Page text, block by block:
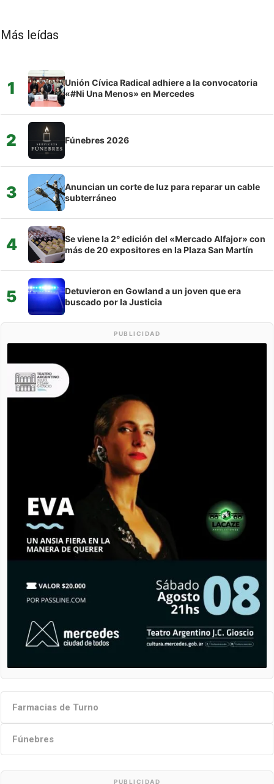
Más leídas
1
Unión Cívica Radical adhiere a la convocatoria
«#Ni Una Menos» en Mercedes
2 Fúnebres 2026
3
Anuncian un corte de luz para reparar un cable
subterráneo
4
Se viene la 2° edición del «Mercado Alfajor» con
más de 20 expositores en la Plaza San Martín
5
Detuvieron en Gowland a un joven que era
buscado por la Justicia
PUBLICIDAD
Farmacias de Turno
Fúnebres
PUBLICIDAD